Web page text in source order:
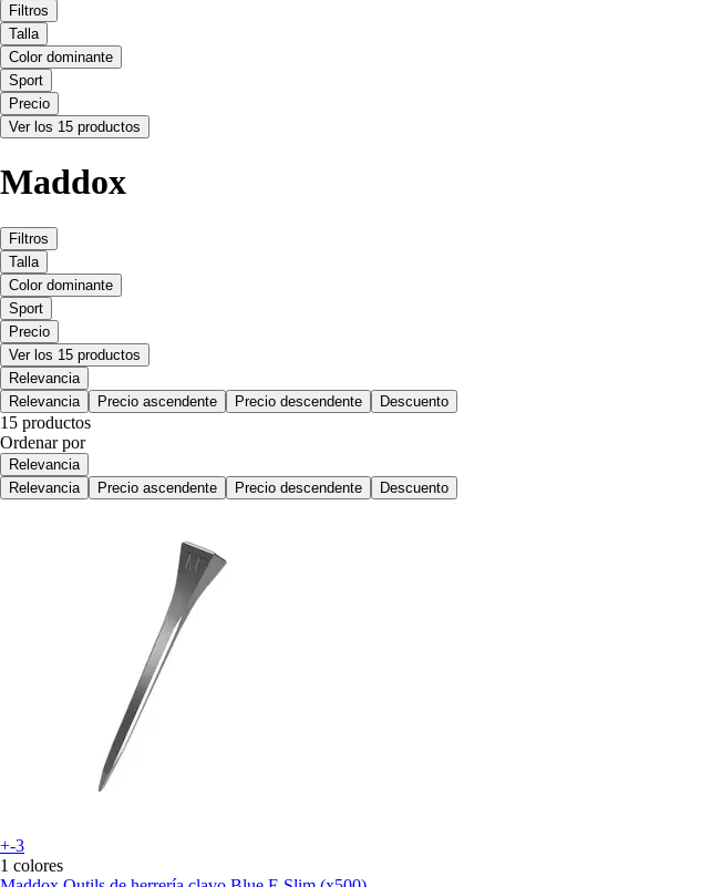
Filtros
Talla
Color dominante
Sport
Precio
Ver los 15 productos
Maddox
Filtros
Talla
Color dominante
Sport
Precio
Ver los 15 productos
Relevancia
Relevancia
Precio ascendente Precio descendente Descuento
15 productos
Ordenar por
Relevancia
Relevancia
Precio ascendente Precio descendente Descuento
+-3
1 colores